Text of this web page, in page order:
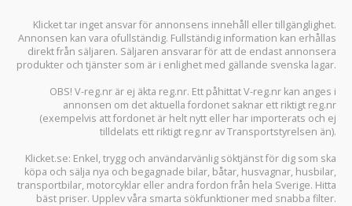
Klicket tar inget ansvar för annonsens innehåll eller tillgänglighet.
Annonsen kan vara ofullständig. Fullständig information kan erhållas
direkt från säljaren. Säljaren ansvarar för att de endast annonsera
produkter och tjänster som är i enlighet med gällande svenska lagar.
OBS! V-reg.nr är ej äkta reg.nr. Ett påhittat V-reg.nr kan anges i
annonsen om det aktuella fordonet saknar ett riktigt reg.nr
(exempelvis att fordonet är helt nytt eller har importerats och ej
tilldelats ett riktigt reg.nr av Transportstyrelsen än).
Klicket.se: Enkel, trygg och användarvänlig söktjänst för dig som ska
köpa och sälja nya och begagnade bilar, båtar, husvagnar, husbilar,
transportbilar, motorcyklar eller andra fordon från hela Sverige. Hitta
bäst priser. Upplev våra smarta sökfunktioner med snabba filter.